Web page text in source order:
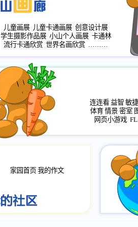
儿童画展 儿童卡通画展 创意设计展
学生摄影作品展 小山个人画展 卡通林
流行卡通欣赏 世界名画欣赏 ………
连连看 益智 敏捷
体育 情景 密室
网页小游戏
家园首页 我的作文